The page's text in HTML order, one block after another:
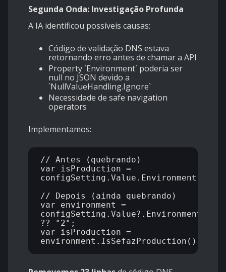
Segunda Onda: Investigação Profunda
A IA identificou possíveis causas:
Código de validação DNS estava
retornando erro antes de chamar a API
Property `Environment` poderia ser
null no JSON devido a
`NullValueHandling.Ignore`
Necessidade de safe navigation
operators
Implementamos:
// Antes (quebrando)
var isProduction =
// Depois (ainda quebrando)
var environment =
?? "2";
var isProduction =